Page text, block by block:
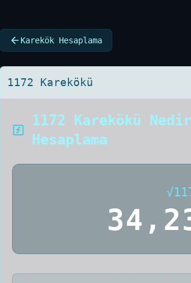
Karekök Hesaplama
1172 Karekökü
1172 Karekökü
Hesaplama
√